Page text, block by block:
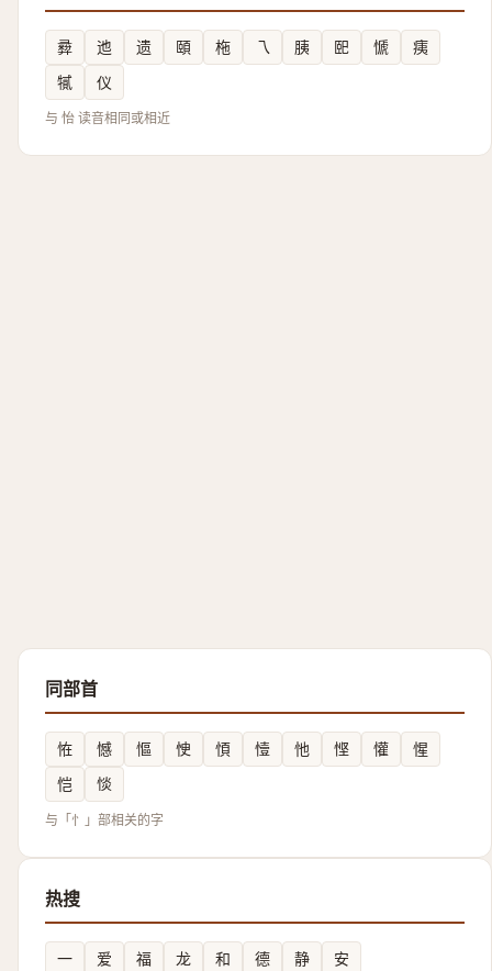
彛 迆 遗 頤 柂 乁 胰 巸 㥴
痍
㹑
仪
与 怡 读音相同或相近
同部首
恠 憾 慪 㤤 㥧 㦉 忚 悭 懽
惺
恺
惔
与「忄」部相关的字
热搜
一 爱 福 龙 和 德 静 安